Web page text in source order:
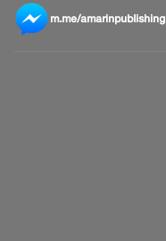
m.me/amarinpublishing